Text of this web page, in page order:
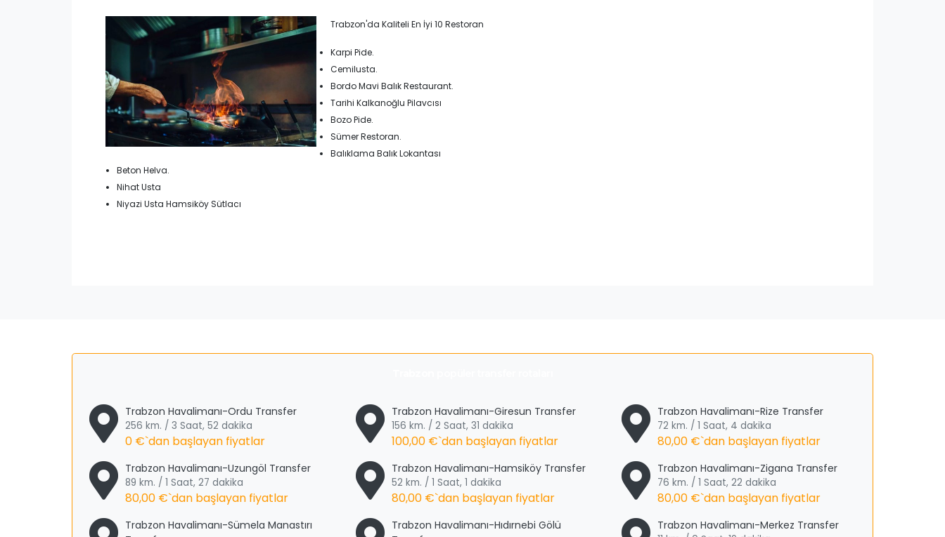
Trabzon'da Kaliteli En İyi 10 Restoran
Karpi Pide.
Cemilusta.
Bordo Mavi Balık Restaurant.
Tarihi Kalkanoğlu Pilavcısı
Bozo Pide.
Sümer Restoran.
Balıklama Balık Lokantası
Beton Helva.
Nihat Usta
Niyazi Usta Hamsiköy Sütlacı
Trabzon Havalimanı-Ordu Transfer
256 km. / 3 Saat, 52 dakika
0 €`dan başlayan fiyatlar
Trabzon Havalimanı-Giresun Transfer
156 km. / 2 Saat, 31 dakika
100,00 €`dan başlayan fiyatlar
Trabzon Havalimanı-Rize Transfer
72 km. / 1 Saat, 4 dakika
80,00 €`dan başlayan fiyatlar
Trabzon Havalimanı-Uzungöl Transfer
89 km. / 1 Saat, 27 dakika
80,00 €`dan başlayan fiyatlar
Trabzon Havalimanı-Hamsiköy Transfer
52 km. / 1 Saat, 1 dakika
80,00 €`dan başlayan fiyatlar
Trabzon Havalimanı-Zigana Transfer
76 km. / 1 Saat, 22 dakika
80,00 €`dan başlayan fiyatlar
Trabzon Havalimanı-Sümela Manastırı
Trabzon Havalimanı-Hıdırnebi Gölü
Trabzon Havalimanı-Merkez Transfer